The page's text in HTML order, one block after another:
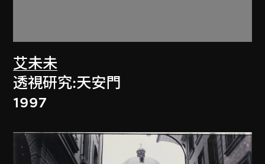
艾未未
透視研究:天安門
1997